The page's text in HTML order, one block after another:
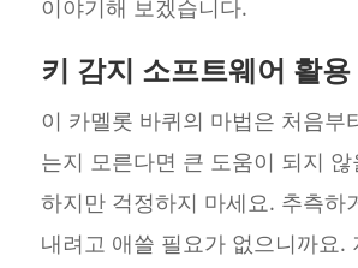
이야기해 보겠습니다.
키 감지 소프트웨어 활용
이 카멜롯 바퀴의 마법은 처음부
는지 모른다면 큰 도움이 되지
하지만 걱정하지 마세요. 추측하
내려고 애쓸 필요가 없으니까요.